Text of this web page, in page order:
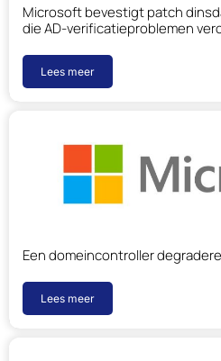
Microsoft bevestigt patch
die AD-verificatieproblemen
Lees meer
Een domeincontroller
Lees meer